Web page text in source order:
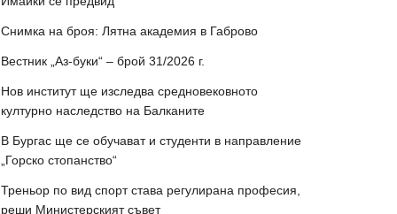
Снимка на броя: Лятна академия в Габрово
Вестник „Аз-буки“ – брой 31/2026 г.
Нов институт ще изследва средновековното
културно наследство на Балканите
В Бургас ще се обучават и студенти в направление
„Горско стопанство“
Треньор по вид спорт става регулирана професия,
реши Министерският съвет